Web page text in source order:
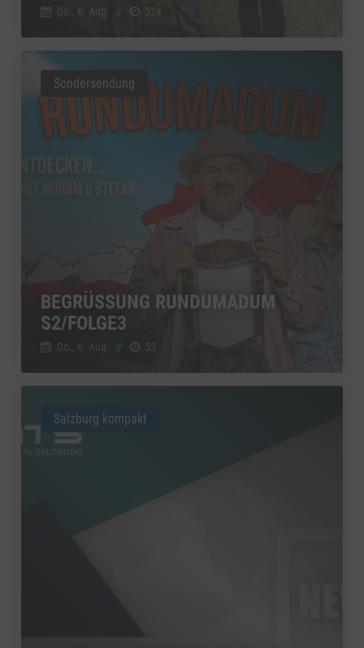
Do., 6. Aug. // 524
BEGRÜSSUNG RUNDUMADUM S
2/FOLGE3
Do., 6. Aug. // 53
Sondersendung
Salzburg kompakt